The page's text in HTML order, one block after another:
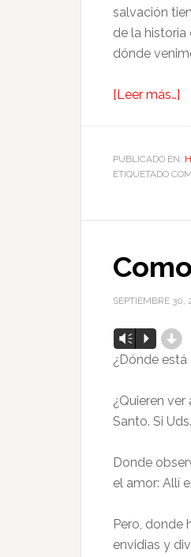
salvación
de la historia
dónde
[Leer más…]
PUBLICADO EN:
ETIQUETADO
SEPTIEMBRE 30,
Reproductor
de
Vm P d
¿Dónde
¿Quieren
Santo. Si
Donde
el amor: Allí
Pero, donde
envidias y